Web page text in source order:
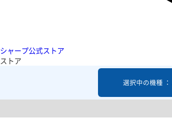
シャープ公式ストア
ストア
選択中の機種 ：